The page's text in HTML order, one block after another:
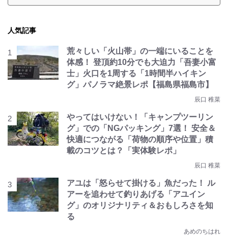
人気記事
荒々しい「火山帯」の一端にいることを
体感！ 登頂約10分でも大迫力「吾妻小富
士」火口を1周する「1時間半ハイキン
グ」パノラマ絶景レポ【福島県福島市】
辰口 稚菜
やってはいけない！「キャンプツーリン
グ」での「NGパッキング」7選！ 安全＆
快適につながる「荷物の順序や位置」積
載のコツとは？「実体験レポ」
辰口 稚菜
アユは「怒らせて掛ける」魚だった！ ル
アーを追わせて釣りあげる「アユイン
グ」のオリジナリティ＆おもしろさを知
る
あめのちはれ